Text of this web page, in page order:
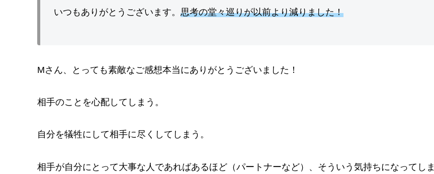
いつもありがとうございます。 思考の堂々巡りが以前より減りました！
Mさん、とっても素敵なご感想本当にありがとうございました！
相手のことを心配してしまう。
自分を犠牲にして相手に尽くしてしまう。
相手が自分にとって大事な人であればあるほど（パートナーなど）、そういう気持ちになってしま